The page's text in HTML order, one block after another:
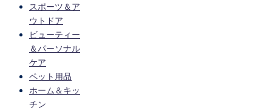
スポーツ＆ア
ウトドア
ビューティー
＆パーソナル
ケア
ペット用品
ホーム＆キッ
チン